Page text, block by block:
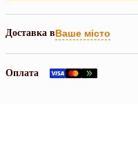
Доставка вВаше місто
Оплата